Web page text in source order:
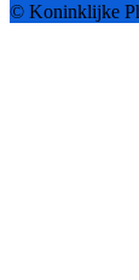
© Koninklijke